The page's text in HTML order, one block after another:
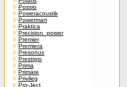
Possio
Poweracoustik
Powerman
Praktica
Precision_power
Premier
Premiera
Presonus
Prestigio
Prima
Primare
Privileg
Pro-Ject